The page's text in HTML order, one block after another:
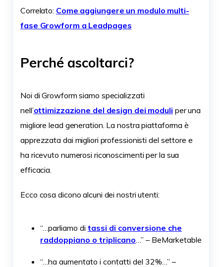
Correlato: Come aggiungere un modulo multi-
fase Growform a Leadpages
Perché ascoltarci?
Noi di Growform siamo specializzati
nell’ottimizzazione del design dei moduli per una
migliore lead generation. La nostra piattaforma è
apprezzata dai migliori professionisti del settore e
ha ricevuto numerosi riconoscimenti per la sua
efficacia.
Ecco cosa dicono alcuni dei nostri utenti:
“…parliamo di tassi di conversione che
raddoppiano o triplicano…” – BeMarketable
“…ha aumentato i contatti del 32%…” –